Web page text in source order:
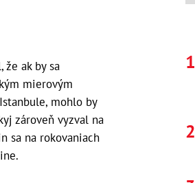
že ak by sa
mierovým
mohlo by
zároveň vyzval na
sa na rokovaniach